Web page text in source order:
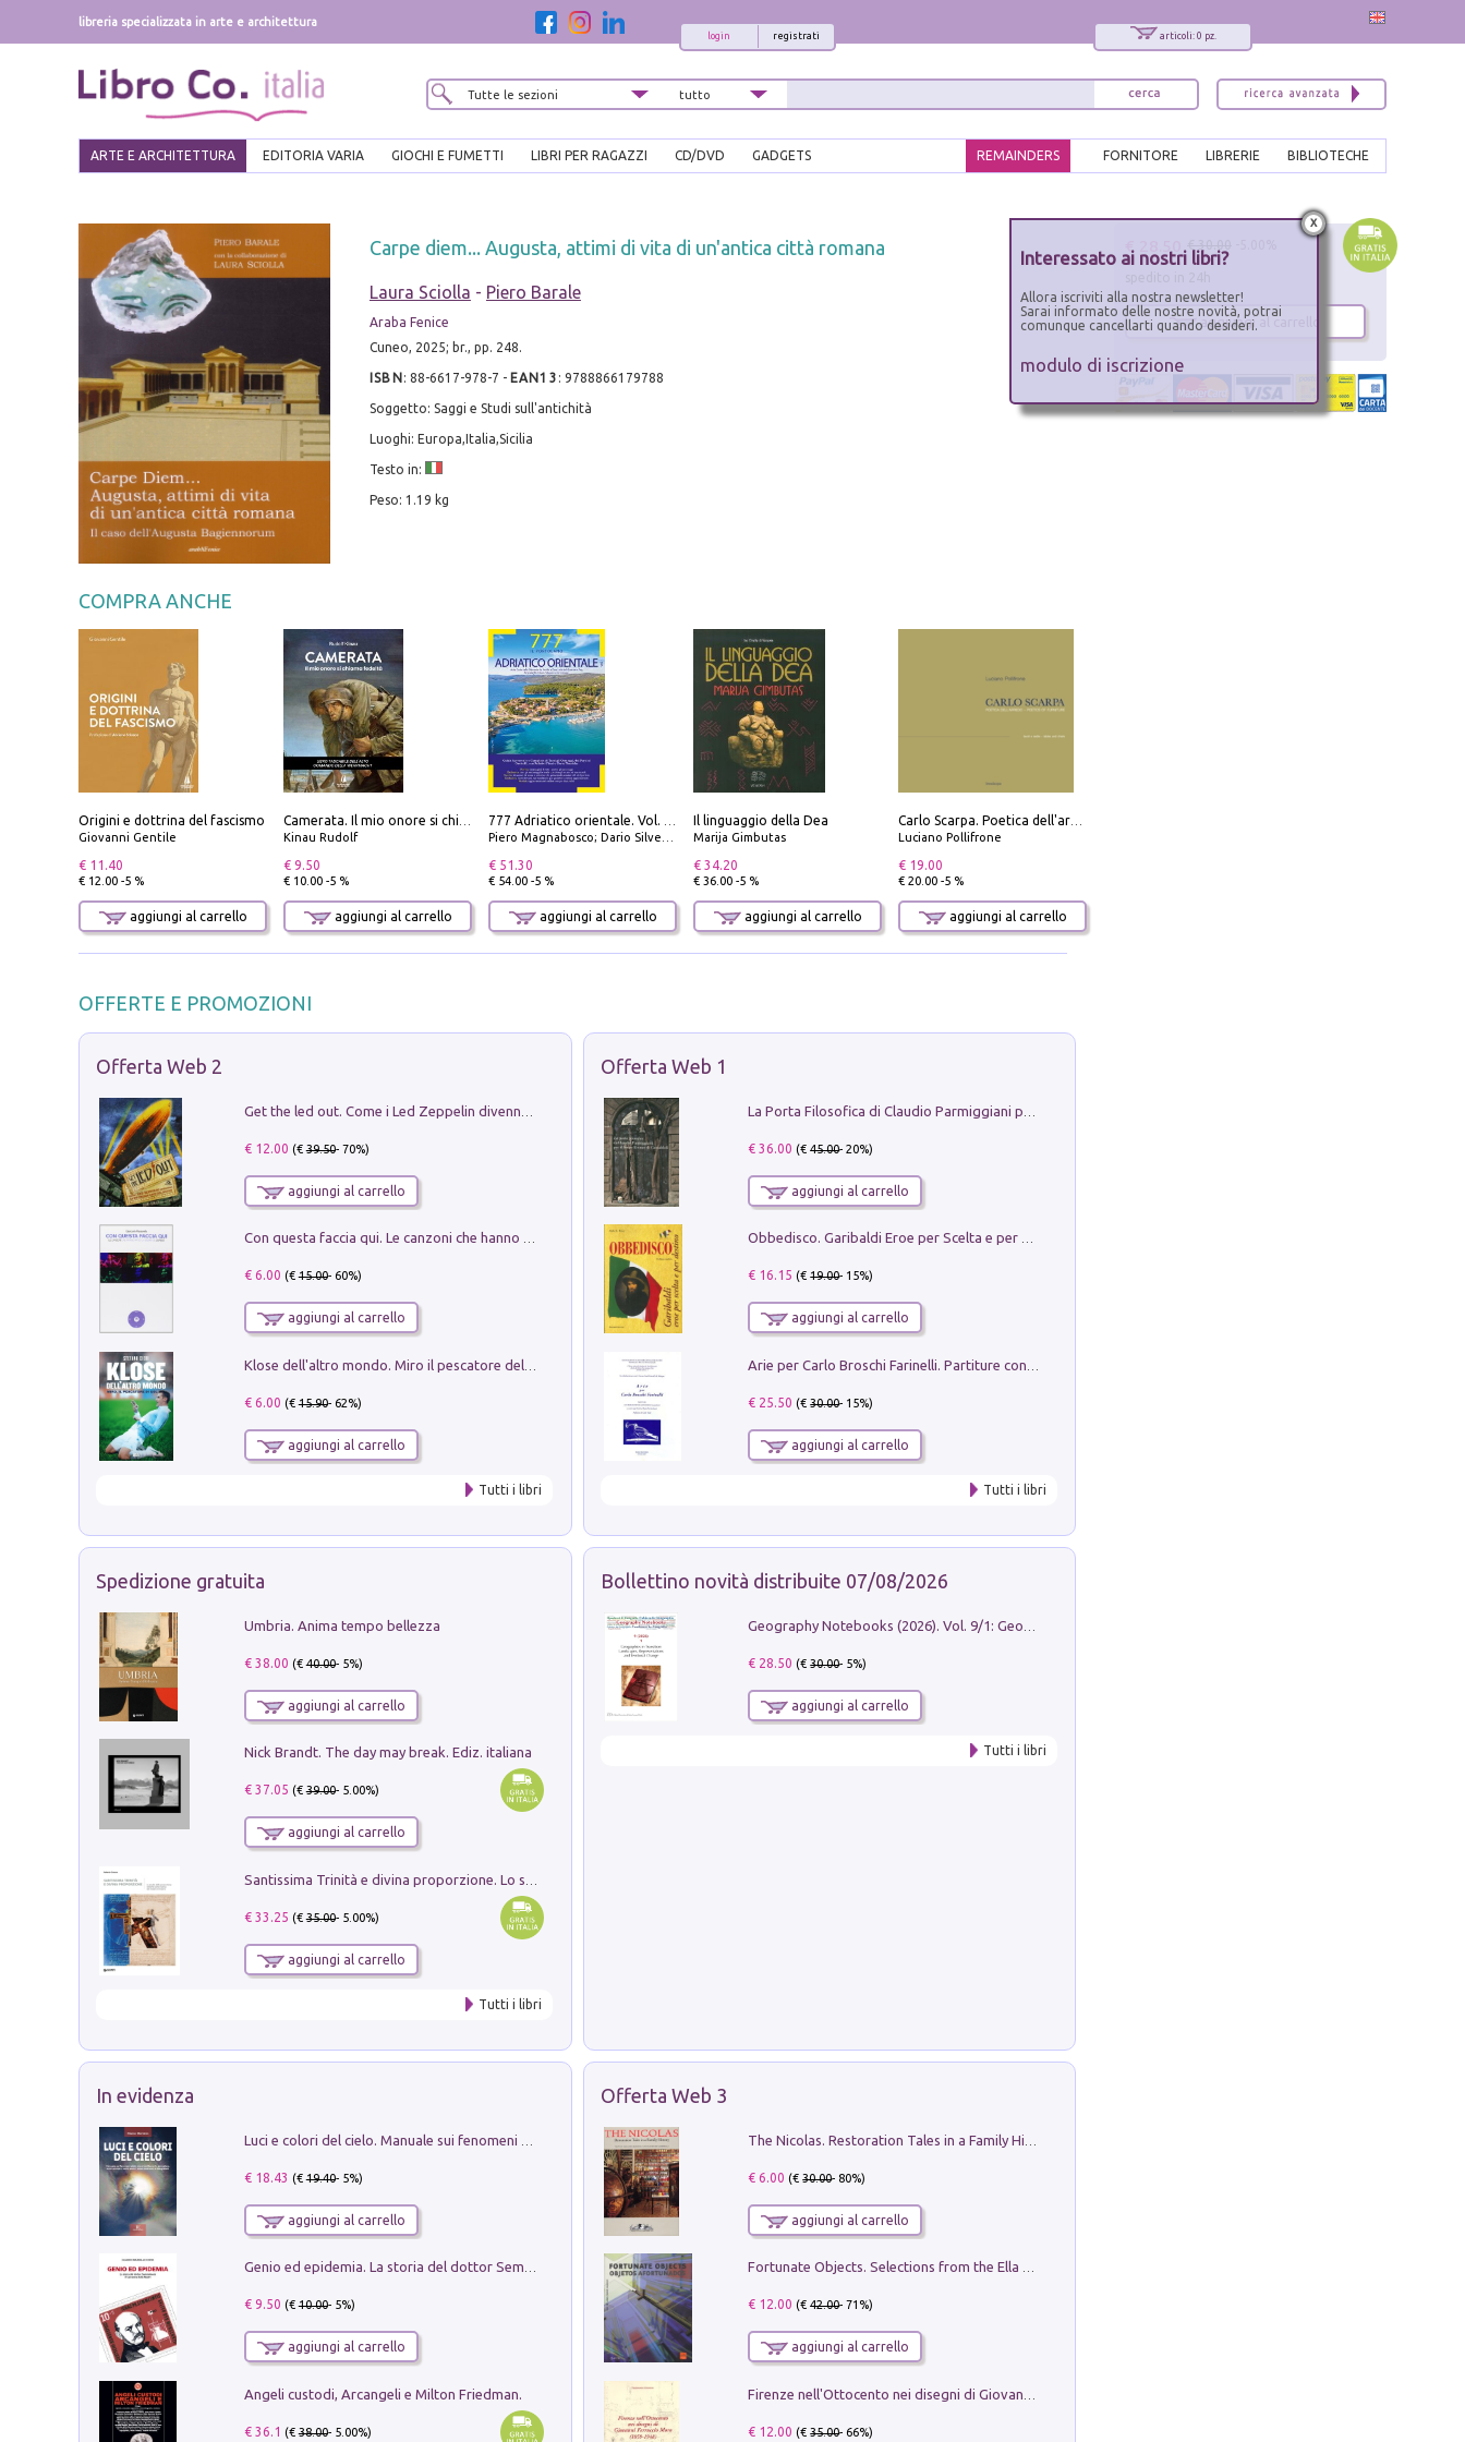
libreria specializzata in arte e architettura
articoli: 0 pz.
registrati
login
ARTE E ARCHITETTURA EDITORIA VARIA GIOCHI E FUMETTI LIBRI PER RAGAZZI CD/DVD GADGETS BIBLIOTECHE
LIBRERIE
FORNITORE
REMAINDERS
Carpe diem... Augusta, attimi di vita di un'antica città romana
Laura Sciolla - Piero Barale
Araba Fenice
Cuneo, 2025; br., pp. 248.
ISBN : 88-6617-978-7 - EAN13 : 9788866179788
Soggetto: Saggi e Studi sull'antichità
Luoghi: Europa,Italia,Sicilia
Testo in:
Peso: 1.19 kg
COMPRA ANCHE
Origini e dottrina del fascismo
Giovanni Gentile
€ 11.40
€ 12.00 -5 %
aggiungi al carrello
Camerata. Il mio onore si chiama fedeltà
Kinau Rudolf
€ 9.50
€ 10.00 -5 %
aggiungi al carrello
777 Adriatico orientale. Vol. 1: Istria, Costa della Dalmazia da Smrika a Zara, Isole del Quarnaro, Pag, Arcipelaghi di Zara, Sibenico e Incoronate
Piero Magnabosco; Dario Silvestro; Marco Sbrizzi
€ 51.30
€ 54.00 -5 %
aggiungi al carrello
Il linguaggio della Dea
Marija Gimbutas
€ 34.20
€ 36.00 -5 %
aggiungi al carrello
Carlo Scarpa. Poetica dell'arredo. Tavoli e sedie-Poetics of furniture. Tables and chairs. Ediz. bilingue
Luciano Pollifrone
€ 19.00
€ 20.00 -5 %
aggiungi al carrello
OFFERTE E PROMOZIONI
Offerta Web 2
€ 12.00 (€39.50- 70%)
aggiungi al carrello
Con questa faccia qui. Le canzoni che hanno fatto la storia di Ligabue
€ 6.00 (€15.00- 60%)
aggiungi al carrello
Klose dell'altro mondo. Miro il pescatore del goal
€ 6.00 (€15.90- 62%)
aggiungi al carrello
Tutti i libri
Offerta Web 1
€ 36.00 (€45.00- 20%)
aggiungi al carrello
Obbedisco. Garibaldi Eroe per Scelta e per Destino
€ 16.15 (€19.00- 15%)
aggiungi al carrello
€ 25.50 (€30.00- 15%)
aggiungi al carrello
Tutti i libri
Spedizione gratuita
Umbria. Anima tempo bellezza
€ 38.00 (€40.00- 5%)
aggiungi al carrello
Nick Brandt. The day may break. Ediz. italiana
€ 37.05 (€39.00- 5.00%)
aggiungi al carrello
€ 33.25 (€35.00- 5.00%)
aggiungi al carrello
Tutti i libri
Bollettino novità distribuite 07/08/2026
€ 28.50 (€30.00- 5%)
aggiungi al carrello
Tutti i libri
In evidenza
€ 18.43 (€19.40- 5%)
aggiungi al carrello
Genio ed epidemia. La storia del dottor Semmelweis, il Salvatore delle Madri
€ 9.50 (€10.00- 5%)
aggiungi al carrello
Angeli custodi, Arcangeli e Milton Friedman.
€ 36.1 (€38.00- 5.00%)
Offerta Web 3
€ 6.00 (€30.00- 80%)
aggiungi al carrello
Fortunate Objects. Selections from the Ella Fontanals-Cisneros Collection. Objetos Afortunados. Selección de la Colección Ella Fontanals-Cisneros
€ 12.00 (€42.00- 71%)
aggiungi al carrello
€ 12.00 (€35.00- 66%)
€ 28.50
aggiungi al carrello
x
Interessato ai nostri libri?
Allora iscriviti alla nostra newsletter!
Sarai informato delle nostre novità, potrai
comunque cancellarti quando desideri.
modulo di iscrizione